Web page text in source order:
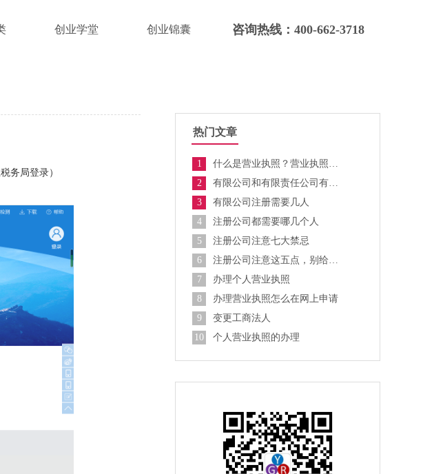
创业学堂 创业锦囊 咨询热线：400-662-3718
务局登录）
热门文章
1
什么是营业执照？营业执照由什么组成？日常生活有哪几种营业执照
2
有限公司和有限责任公司有什么区别
3
有限公司注册需要几人
4
注册公司都需要哪几个人
5
注册公司注意七大禁忌
6
注册公司注意这五点，别给自己挖坑！
7
办理个人营业执照
8
办理营业执照怎么在网上申请
9
变更工商法人
10
个人营业执照的办理